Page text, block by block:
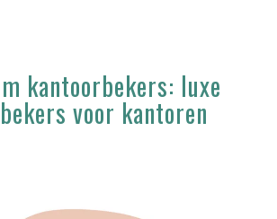
kantoorbekers: luxe
voor kantoren